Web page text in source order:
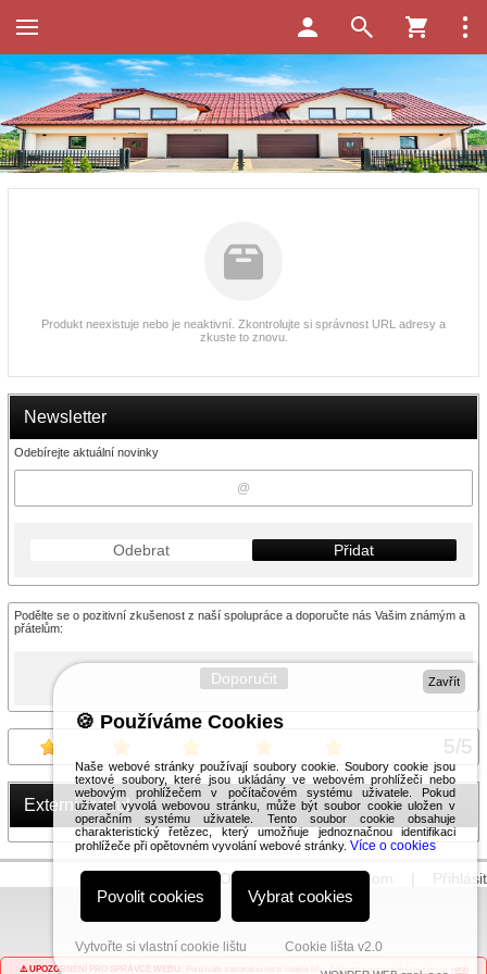
Newsletter
Odebírejte aktuální novinky
Odebrat Přidat
Podělte se o pozitivní zkušenost z naší spolupráce a doporučte nás Vašim známým a
přátelům:
Doporučit
5/5
Externí modul
Produkt neexistuje nebo je neaktivní. Zkontrolujte si správnost URL adresy a
zkuste to znovu.
© 2026 WEXBO | www.wexbo.com Přihlásit
Zavřít
🍪 Používáme Cookies
Naše webové stránky používají soubory cookie. Soubory cookie jsou
textové soubory, které jsou ukládány ve webovém prohlížeči nebo
webovým prohlížečem v počítačovém systému uživatele. Pokud
uživatel vyvolá webovou stránku, může být soubor cookie uložen v
operačním systému uživatele. Tento soubor cookie obsahuje
charakteristický řetězec, který umožňuje jednoznačnou identifikaci
prohlížeče při opětovném vyvolání webové stránky.Více o cookies
Povolit cookies Vybrat cookies
Vytvořte si vlastní cookie lištu Cookie lišta v2.0
⚠️ UPOZORNĚNÍ PRO SPRÁVCE WEBU: Používáte zastaralou verzi cookie lišty. Získejte novou zabezpečenou verzi